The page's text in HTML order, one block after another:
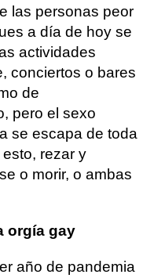
las personas peor
a día de hoy se
actividades
conciertos o bares
de
pero el sexo
se escapa de toda
rezar y
o morir, o ambas
orgía gay
año de pandemia